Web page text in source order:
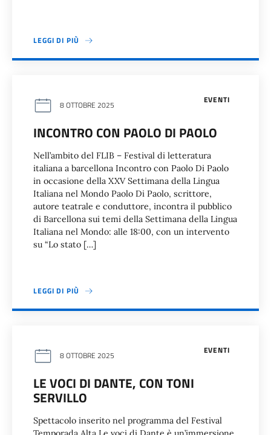
LEGGI DI PIÙ
EVENTI
8 OTTOBRE 2025
INCONTRO CON PAOLO DI PAOLO
Nell’ambito del FLIB – Festival di letteratura
italiana a barcellona Incontro con Paolo Di Paolo
in occasione della XXV Settimana della Lingua
Italiana nel Mondo Paolo Di Paolo, scrittore,
autore teatrale e conduttore, incontra il pubblico
di Barcellona sui temi della Settimana della Lingua
Italiana nel Mondo: alle 18:00, con un intervento
su “Lo stato […]
LEGGI DI PIÙ
EVENTI
8 OTTOBRE 2025
LE VOCI DI DANTE, CON TONI
SERVILLO
Spettacolo inserito nel programma del Festival